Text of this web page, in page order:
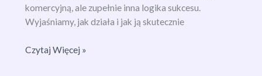
komercyjną, ale zupełnie inna logika sukcesu.
Wyjaśniamy, jak działa i jak ją skutecznie
Reklama
Czytaj Więcej »